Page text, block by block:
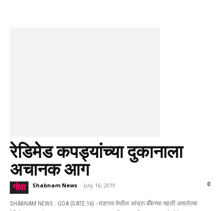
रेडिमेड कपड्यांच्या दुकानाला
अचानक आग
गोवा Shabnam News - July 16, 2019 0
SHABNAM NEWS : GOA (DATE.16) - मडगाव येथील आंध्रा बँकेच्या खाली असलेल्या